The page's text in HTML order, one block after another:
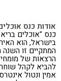
אודות כנס
כנס "אוכלים
בישראל, הוא
המתקיים זו
הרצאות של
להביא לקהל
אמין ונטול